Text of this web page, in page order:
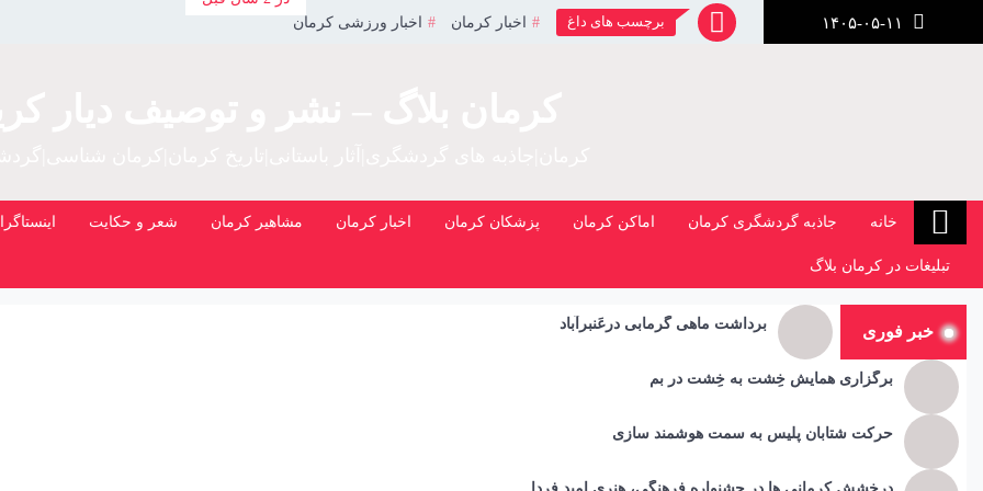
برچسب های داغ اخبار کرمان اخبار ورزشی کرمان
خانه جاذبه گردشگری کرمان اماکن کرمان پزشکان کرمان اخبار کرمان مشاهیر کرمان شعر و حکایت
تبلیغات در کرمان بلاگ
خبر فوری برداشت ماهی گرمابی درعَنبرآباد
برگزاری همایش خِشت به خِشت در بم
حرکت شتابان پلیس به سمت هوشمند سازی